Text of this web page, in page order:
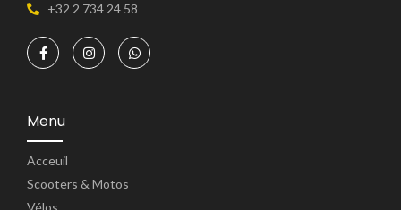
+32 2 734 24 58
Menu
Acceuil
Scooters & Motos